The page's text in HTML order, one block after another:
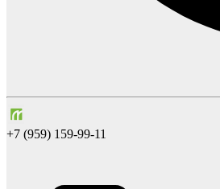
+7 (959) 159-99-11